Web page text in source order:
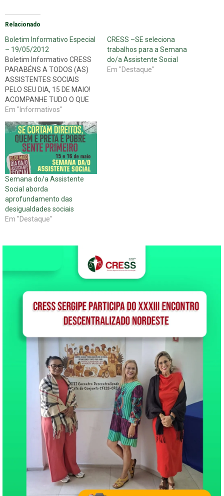
Relacionado
Boletim Informativo Especial
– 19/05/2012
Boletim Informativo CRESS
PARABÉNS A TODOS (AS)
ASSISTENTES SOCIAIS
PELO SEU DIA, 15 DE MAIO!
ACOMPANHE TUDO O QUE
PASSOU DURANTE A
SERVIÇO SOCIAL. Novidades
mais recentes: Debate sobre
a reestruturação do
capitalismo e seus impactos
para a organização da classe
trabalhadora finaliza as
discussões da Semana…
Em "Informativos"
CRESS –SE seleciona
trabalhos para a Semana
do/a Assistente Social
Em "Destaque"
Semana do/a Assistente
Social aborda
aprofundamento das
desigualdades sociais
Em "Destaque"